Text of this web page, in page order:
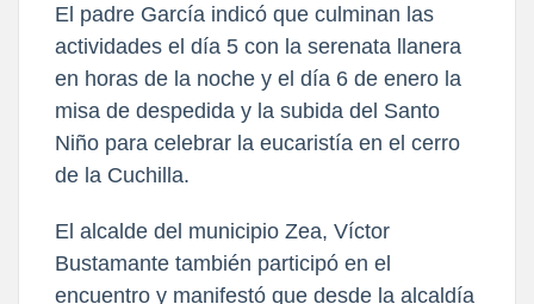
El padre García indicó que culminan las
actividades el día 5 con la serenata llanera
en horas de la noche y el día 6 de enero la
misa de despedida y la subida del Santo
Niño para celebrar la eucaristía en el cerro
de la Cuchilla.
El alcalde del municipio Zea, Víctor
Bustamante también participó en el
encuentro y manifestó que desde la alcaldía